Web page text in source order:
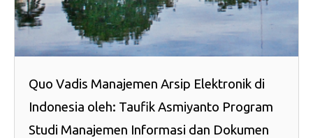
Quo Vadis Manajemen Arsip Elektronik di
Indonesia oleh: Taufik Asmiyanto Program
Studi Manajemen Informasi dan Dokumen